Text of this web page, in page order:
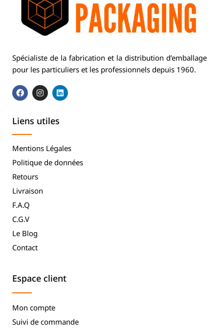
Spécialiste de la fabrication et la distribution d’emballage
pour les particuliers et les professionnels depuis 1960.
Liens utiles
Mentions Légales
Politique de données
Retours
Livraison
F.A.Q
C.G.V
Le Blog
Contact
Espace client
Mon compte
Suivi de commande